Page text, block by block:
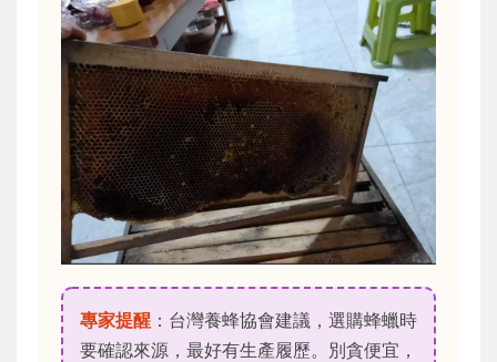
專家提醒 ：台灣養蜂協會建議，選購蜂蠟時
要確認來源，最好有生產履歷。別貪便宜，